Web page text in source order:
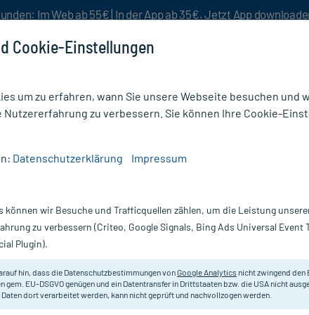
Im Web ab 55€ | In der App ab 35€. Jetzt App
Nur für kurze Zeit:Gratis-Versand* ab 19€
zum
Floradix
Rezeptfreies Arzneimittel bei
Blutbildung. Unterstützt mit
Cookie-Einstellungen
um zu erfahren, wann Sie unsere Webseite besuchen und
Nutzererfahrung zu verbessern. Sie können Ihre Cookie-
Datenschutzerklärung Impressum
können wir Besuche und Trafficquellen zählen, um die Leistung
zu verbessern (Criteo, Google Signals, Bing Ads Universal Event
Plugin).
hin, dass die Datenschutzbestimmungen vonGoogle Analytics nicht zwingend den
gem. EU-DSGVO genügen und ein Datentransfer in Drittstaaten bzw. die USA nicht
Daten dort verarbeitet werden, kann nicht geprüft und nachvollzogen werden.